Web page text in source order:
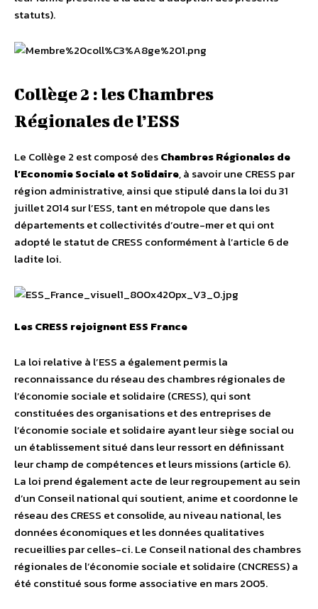
statuts).
Collège 2 : les Chambres
Régionales de l’ESS
Le Collège 2 est composé desChambres Régionales de
l’Economie Sociale et Solidaire, à savoir une CRESS par
région administrative, ainsi que stipulé dans la loi du 31
juillet 2014 sur l’ESS, tant en métropole que dans les
départements et collectivités d’outre-mer et qui ont
adopté le statut de CRESS conformément à l’article 6 de
ladite loi.
Les CRESS rejoignent ESS France
La loi relative à l’ESS a également permis la
reconnaissance du réseau des chambres régionales de
l’économie sociale et solidaire (CRESS), qui sont
constituées des organisations et des entreprises de
l’économie sociale et solidaire ayant leur siège social ou
un établissement situé dans leur ressort en définissant
leur champ de compétences et leurs missions (article 6).
La loi prend également acte de leur regroupement au sein
d’un Conseil national qui soutient, anime et coordonne le
réseau des CRESS et consolide, au niveau national, les
données économiques et les données qualitatives
recueillies par celles-ci. Le Conseil national des chambres
régionales de l’économie sociale et solidaire (CNCRESS) a
été constitué sous forme associative en mars 2005.